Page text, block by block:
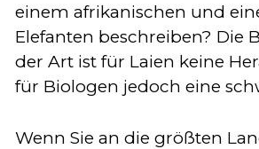
einem afrikanischen und
Elefanten beschreiben? Die
der Art ist für Laien keine
für Biologen jedoch eine
Wenn Sie an die größten